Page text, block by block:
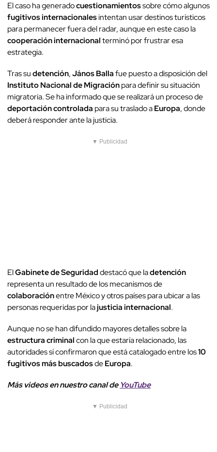
El caso ha generadocuestionamientossobre cómo algunos
fugitivos internacionalesintentan usar destinos turísticos
para permanecer fuera del radar, aunque en este caso la
cooperación internacionalterminó por frustrar esa
estrategia.
Tras sudetención,János Ballafue puesto a disposición del
Instituto Nacional de Migraciónpara definir su situación
migratoria. Se ha informado que se realizará un proceso de
deportación controlada para su traslado aEuropa, donde
deberá responder ante la justicia.
▼ Publicidad
ElGabinete de Seguridaddestacó que ladetención
representa un resultado de los mecanismos de
colaboraciónentre México y otros países para ubicar a las
personas requeridas por lajusticia internacional.
Aunque no se han difundido mayores detalles sobre la
estructura criminalcon la que estaría relacionado, las
autoridades sí confirmaron que está catalogado entre los10
fugitivos más buscadosdeEuropa.
Más videosen nuestro canal de YouTube
▼ Publicidad